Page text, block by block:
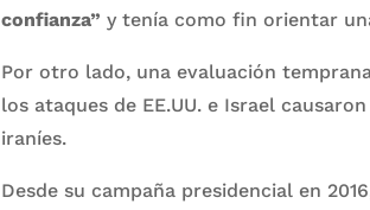
confianza” y tenía como fin orientar
Por otro lado, una evaluación
los ataques de EE.UU. e Israel causaron
iraníes.
Desde su campaña presidencial en